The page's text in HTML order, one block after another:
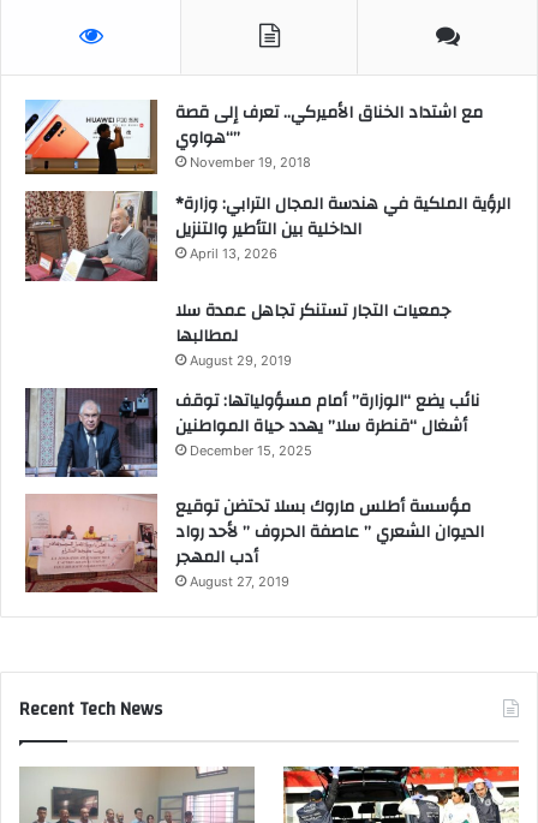
مع اشتداد الخناق الأميركي.. تعرف إلى قصة
“هواوي”
November 19, 2018
*الرؤية الملكية في هندسة المجال الترابي: وزارة
الداخلية بين التأطير والتنزيل
April 13, 2026
جمعيات التجار تستنكر تجاهل عمدة سلا
لمطالبها
August 29, 2019
نائب يضع “الوزارة” أمام مسؤولياتها: توقف
أشغال “قنطرة سلا” يهدد حياة المواطنين
December 15, 2025
مؤسسة أطلس ماروك بسلا تحتضن توقيع
الديوان الشعري ” عاصفة الحروف ” لأحد رواد
أدب المهجر
August 27, 2019
Recent Tech News